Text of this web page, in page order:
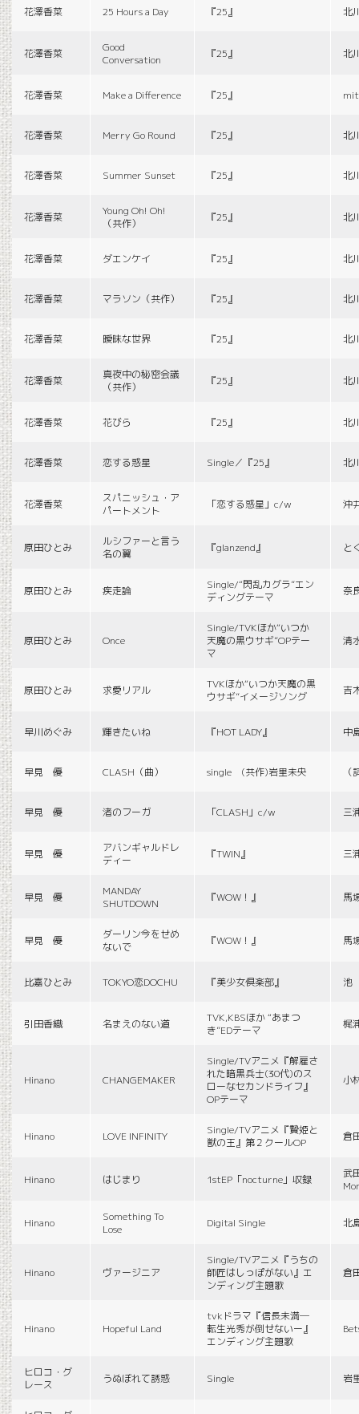
花澤香菜 25 Hours a Day 『25』 北
花澤香菜
Good
Conversation
『25』 北
花澤香菜 Make a Difference 『25』
花澤香菜 Merry Go Round 『25』 北
花澤香菜 Summer Sunset 『25』 北
花澤香菜
Young Oh! Oh!
（共作）
『25』 北
花澤香菜 ダエンケイ 『25』 北
花澤香菜 マラソン（共作） 『25』 北
花澤香菜 曖昧な世界 『25』 北
花澤香菜
真夜中の秘密会議
（共作）
『25』 北
花澤香菜 花びら 『25』 北
花澤香菜 恋する惑星 Single／『25』 北
花澤香菜
スパニッシュ・ア
パートメント
「恋する惑星」c/w 沖
原田ひとみ
ルシファーと言う
名の翼
『glanzend』 と
原田ひとみ 疾走論
Single/“閃乱カグラ”エン
ディングテーマ
奈
原田ひとみ Once
Single/TVKほか“いつか
天魔の黒ウサギ”OPテー
マ
清
原田ひとみ 求愛リアル
TVKほか“いつか天魔の黒
ウサギ”イメージソング
吉
早川めぐみ 輝きたいね 『HOT LADY』 中
早見 優 CLASH（曲） single (共作)岩里未央
早見 優 渚のフーガ 「CLASH」c/w 三
早見 優
アバンギャルドレ
ディー
『TWIN』 三
早見 優
MANDAY
SHUTDOWN
『WOW！』 馬
早見 優
ダーリン今をせめ
ないで
『WOW！』 馬
比嘉ひとみ TOKYO恋DOCHU 『美少女倶楽部』 池
引田香織 名まえのない道
TVK,KBSほか “あまつ
き”EDテーマ
梶
Hinano CHANGEMAKER
Single/TVアニメ『解雇さ
れた暗黒兵士(30代)のス
ローなセカンドライフ』
OPテーマ
小
Hinano LOVE INFINITY
Single/TVアニメ『贄姫と
獣の王』第２クールOP
倉
Hinano はじまり 1stEP「nocturne」収録
武
Hinano
Something To
Lose
Digital Single 北
Hinano ヴァージニア
Single/TVアニメ『うちの
師匠はしっぽがない』エ
ンディング主題歌
倉
Hinano Hopeful Land
tvkドラマ『信長未満―
転生光秀が倒せないー』
エンディング主題歌
ヒロコ・グ
レース
うぬぼれて誘惑 Single 岩